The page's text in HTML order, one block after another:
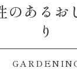
のあるお
り